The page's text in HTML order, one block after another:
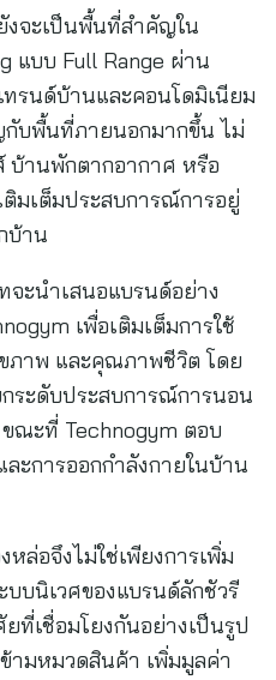
งจะเป็นพื้นที่สำคัญใน
แบบ Full Range ผ่าน
ทรนด์บ้านและคอนโดมิเนียม
บพื้นที่ภายนอกมากขึ้น ไม่
บ้านพักตากอากาศ หรือ
มเต็มประสบการณ์การอยู่
บ้าน
ะนำเสนอแบรนด์อย่าง
เพื่อเติมเต็มการใช้
ภาพ และคุณภาพชีวิต โดย
ระดับประสบการณ์การนอน
ณะที่ Technogym ตอบ
ะการออกกำลังกายในบ้าน
ล่อจึงไม่ใช่เพียงการเพิ่ม
บนิเวศของแบรนด์ลักชัวรี
ที่เชื่อมโยงกันอย่างเป็นรูป
ามหมวดสินค้า เพิ่มมูลค่า